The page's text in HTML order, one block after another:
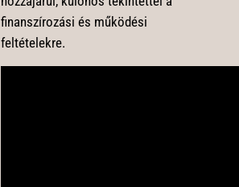
finanszírozási és működési
feltételekre.